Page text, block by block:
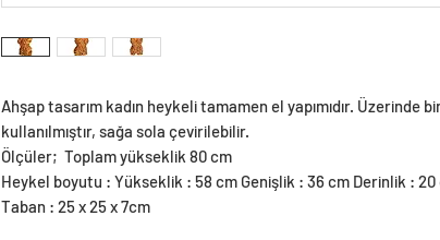
Ahşap tasarım kadın heykeli tamamen el yapımıdır. Üzerinde
kullanılmıştır, sağa sola çevirilebilir.
Ölçüler; Toplam yükseklik 80 cm
Heykel boyutu : Yükseklik : 58 cm Genişlik : 36 cm Derinlik : 20
Taban : 25 x 25 x 7cm